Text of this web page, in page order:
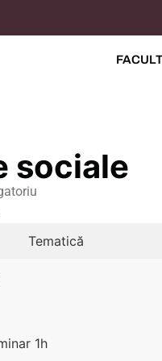
sociale
Tematică
1h